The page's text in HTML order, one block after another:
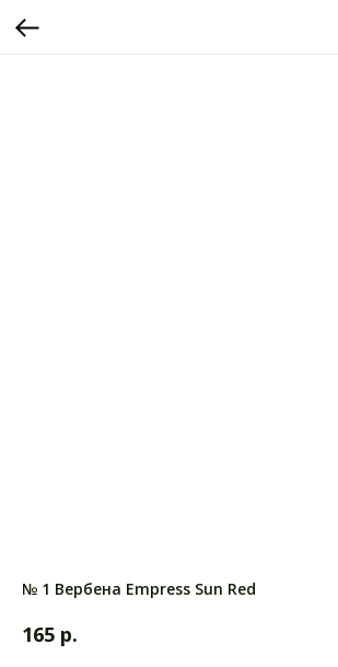
№ 1 Вербена Empress Sun Red
165 р.